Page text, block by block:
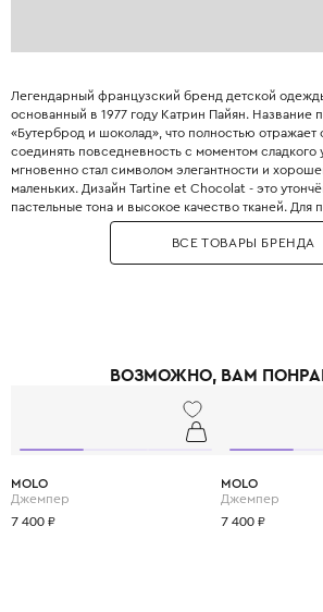
Легендарный французский бренд детской
основанный в 1977 году Катрин Пайян. Название
«Бутерброд и шоколад», что полностью
соединять повседневность с моментом сладкого
мгновенно стал символом элегантности и
маленьких. Дизайн Tartine et Chocolat - это
пастельные тона и высокое качество тканей. Для
хлопок-пике, тонкая шерсть, кашемир, альпака и
ручной работы. Особое место занимают
крестильные платья, костюмы для первого
et Chocolat, вы приобщаете своего ребёнка к
которую передают по наследству и хранят как
ВСЕ ТОВАРЫ БРЕНДА
ВОЗМОЖНО, ВАМ
MOLO
Джемпер
7 400 ₽
MOLO
Джемпер
7 400 ₽